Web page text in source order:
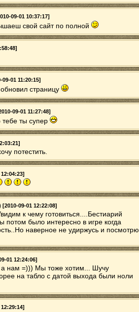
09-01 10:37:17]
свой сайт по полной
01 11:20:15]
страницу
09-01 11:27:48]
ты супер
потестить.
[2010-09-01 12:22:08]
к чему готовиться....Бестиарий
потом было интересно в игре когда
наверное не удиржусь и посмотрю
01 12:24:06]
а нам =))) Мы тоже хотим... Шучу
на табло с датой выхода были ноли